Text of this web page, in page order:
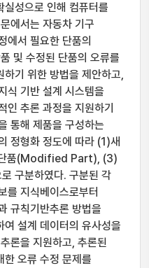
성으로 인해 컴퓨터를
에서는 자동차 기구
에서 필요한 단품의
및 수정된 단품의 오류를
기 위한 방법을 제안하고,
식 기반 설계 시스템을
인 추론 과정을 지원하기
통해 제품을 구성하는
정형화 정도에 따라 (1)새
품(Modified Part), (3)
구분하였다. 구분된 각
를 지식베이스로부터
규칙기반추론 방법을
설계 데이터의 유사성을
론을 지원하고, 추론된
한 오류 수정 문제를